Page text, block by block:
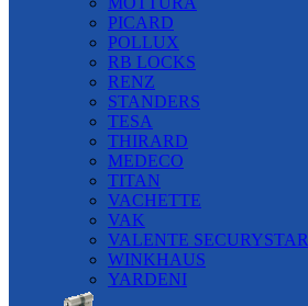
PICARD
POLLUX
RB LOCKS
RENZ
STANDERS
TESA
THIRARD
MEDECO
TITAN
VACHETTE
VAK
VALENTE SECURYSTAR
WINKHAUS
YARDENI